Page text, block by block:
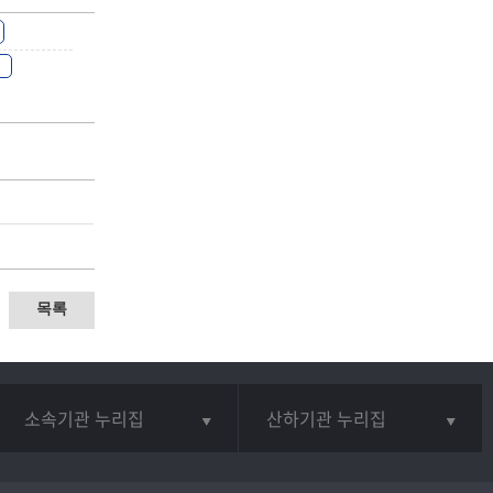
목록
소속기관 누리집 산하기관 누리집